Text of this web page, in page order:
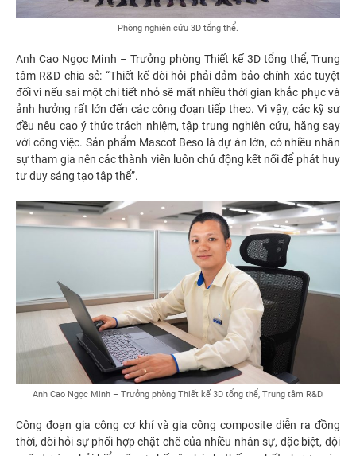
Phòng nghiên cứu 3D tổng thể.
Anh Cao Ngọc Minh – Trưởng phòng Thiết kế 3D tổng thể, Trung
tâm R&D chia sẻ: “Thiết kế đòi hỏi phải đảm bảo chính xác tuyệt
đối vì nếu sai một chi tiết nhỏ sẽ mất nhiều thời gian khắc phục và
ảnh hưởng rất lớn đến các công đoạn tiếp theo. Vì vậy, các kỹ sư
đều nêu cao ý thức trách nhiệm, tập trung nghiên cứu, hăng say
với công việc. Sản phẩm Mascot Beso là dự án lớn, có nhiều nhân
sự tham gia nên các thành viên luôn chủ động kết nối để phát huy
tư duy sáng tạo tập thể”.
Anh Cao Ngọc Minh – Trưởng phòng Thiết kế 3D tổng thể, Trung tâm R&D.
Công đoạn gia công cơ khí và gia công composite diễn ra đồng
thời, đòi hỏi sự phối hợp chặt chẽ của nhiều nhân sự, đặc biệt, đội